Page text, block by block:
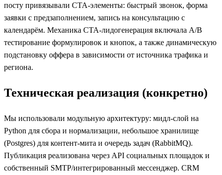
посту привязывали CTA‑элементы: быстрый звонок, форма
заявки с предзаполнением, запись на консультацию с
календарём. Механика CTA‑лидогенерация включала A/B
тестирование формулировок и кнопок, а также динамическую
подстановку оффера в зависимости от источника трафика и
региона.
Техническая реализация (конкретно)
Мы использовали модульную архитектуру: мидл‑слой на
Python для сбора и нормализации, небольшое хранилище
(Postgres) для контент‑мита и очередь задач (RabbitMQ).
Публикация реализована через API социальных площадок и
собственный SMTP/интегрированный мессенджер. CRM